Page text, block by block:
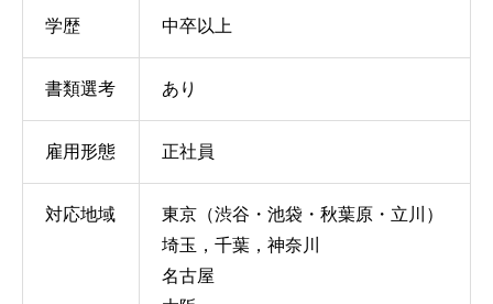
学歴 中卒以上
書類選考 あり
雇用形態 正社員
対応地域
東京（渋谷・池袋・秋葉原・立川）
埼玉，千葉，神奈川
名古屋